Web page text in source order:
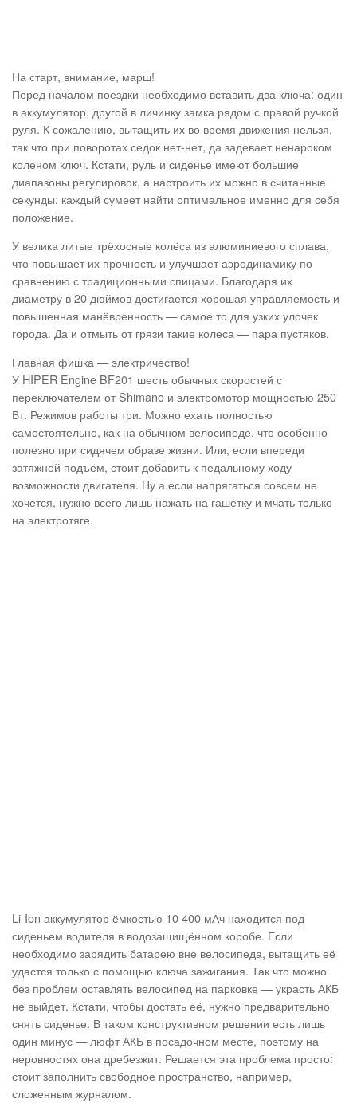
На старт, внимание, марш!
Перед началом поездки необходимо вставить два ключа: один
в аккумулятор, другой в личинку замка рядом с правой ручкой
руля. К сожалению, вытащить их во время движения нельзя,
так что при поворотах седок нет-нет, да задевает ненароком
коленом ключ. Кстати, руль и сиденье имеют большие
диапазоны регулировок, а настроить их можно в считанные
секунды: каждый сумеет найти оптимальное именно для себя
положение.
У велика литые трёхосные колёса из алюминиевого сплава,
что повышает их прочность и улучшает аэродинамику по
сравнению с традиционными спицами. Благодаря их
диаметру в 20 дюймов достигается хорошая управляемость и
повышенная манёвренность — самое то для узких улочек
города. Да и отмыть от грязи такие колеса — пара пустяков.
Главная фишка — электричество!
У HIPER Engine BF201 шесть обычных скоростей с
переключателем от Shimano и электромотор мощностью 250
Вт. Режимов работы три. Можно ехать полностью
самостоятельно, как на обычном велосипеде, что особенно
полезно при сидячем образе жизни. Или, если впереди
затяжной подъём, стоит добавить к педальному ходу
возможности двигателя. Ну а если напрягаться совсем не
хочется, нужно всего лишь нажать на гашетку и мчать только
на электротяге.
Li-Ion аккумулятор ёмкостью 10 400 мАч находится под
сиденьем водителя в водозащищённом коробе. Если
необходимо зарядить батарею вне велосипеда, вытащить её
удастся только с помощью ключа зажигания. Так что можно
без проблем оставлять велосипед на парковке — украсть АКБ
не выйдет. Кстати, чтобы достать её, нужно предварительно
снять сиденье. В таком конструктивном решении есть лишь
один минус — люфт АКБ в посадочном месте, поэтому на
неровностях она дребезжит. Решается эта проблема просто:
стоит заполнить свободное пространство, например,
сложенным журналом.